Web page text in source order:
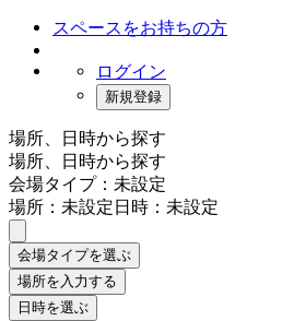
スペースをお持ちの方
ログイン
新規登録
場所、日時から探す
場所、日時から探す
会場タイプ：未設定
場所：未設定日時：未設定
会場タイプを選ぶ
場所を入力する
日時を選ぶ